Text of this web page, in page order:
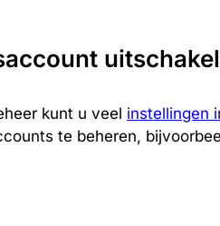
kunt u veel instellingen
te beheren,